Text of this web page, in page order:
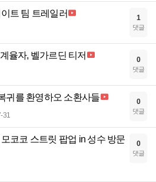
트 팀 트레일러 1
댓글
율자, 벨가르딘 티저 0
댓글
귀를 환영하오 소환사들
31
0
댓글
코코 스트릿 팝업 in 성수 방문
0
댓글